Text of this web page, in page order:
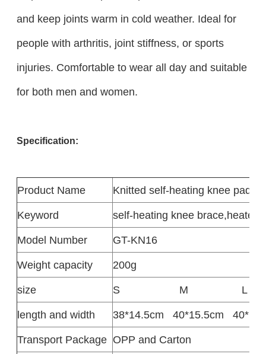
and keep joints warm in cold weather. Ideal for
people with arthritis, joint stiffness, or sports
injuries. Comfortable to wear all day and suitable
for both men and women.
Specification:
Product Name
Knitted self-heating knee pads
Keyword
self-heating knee brace,heated
Model Number
GT-KN16
Weight capacity
200g
size
S M
L
length and width
38*14.5cm 40*15.5cm
Transport Package OPP and Carton